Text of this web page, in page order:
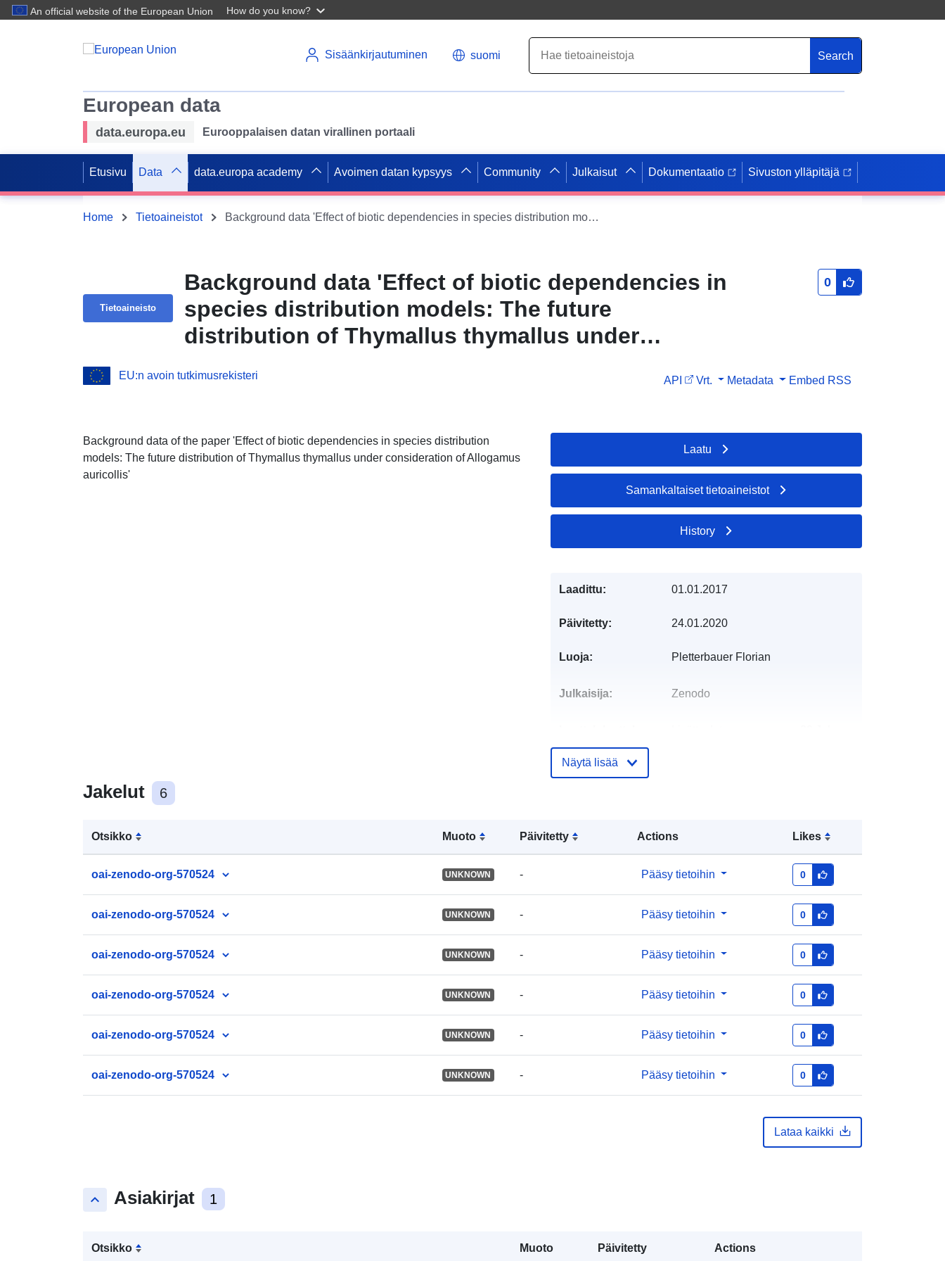
An official website of the European Union How do you know?
Sisäänkirjautuminen suomi Search
European data
data.europa.eu Eurooppalaisen datan virallinen portaali
Etusivu Data data.europa academy Avoimen datan kypsyys Community Julkaisut Dokumentaatio Sivuston ylläpitäjä
Home Tietoaineistot Background data 'Effect of biotic dependencies in species distribution models: The future distribution of Thymallus thymallus under consideration of Allogamus auricollis'
Tietoaineisto
Background data 'Effect of biotic dependencies in
species distribution models: The future
distribution of Thymallus thymallus under
0
EU:n avoin tutkimusrekisteri API Vrt. Metadata Embed RSS
Background data of the paper 'Effect of biotic dependencies in species distribution
models: The future distribution of Thymallus thymallus under consideration of Allogamus
auricollis'
Jakelut 6
Otsikko Muoto Päivitetty Actions Likes
oai-zenodo-org-570524 UNKNOWN - Pääsy tietoihin 0
oai-zenodo-org-570524 UNKNOWN - Pääsy tietoihin 0
oai-zenodo-org-570524 UNKNOWN - Pääsy tietoihin 0
oai-zenodo-org-570524 UNKNOWN - Pääsy tietoihin 0
oai-zenodo-org-570524 UNKNOWN - Pääsy tietoihin 0
oai-zenodo-org-570524 UNKNOWN - Pääsy tietoihin 0
Lataa kaikki
keyboard_arrow_up Asiakirjat 1
Otsikko Muoto Päivitetty Actions
Laatu
Samankaltaiset tietoaineistot
History
Laadittu: 01.01.2017
Päivitetty: 24.01.2020
Luoja: Pletterbauer Florian
Julkaisija: Zenodo
koskeva rekisteri:
24
Muut tunnisteet:
http://data.europa.eu/88u/dataset/oai
-zenodo-org-570524
Käyttöoikeudet: public
https://doi.org/
http://purl.org/dc/dcmitype/Dataset
Näytä lisää